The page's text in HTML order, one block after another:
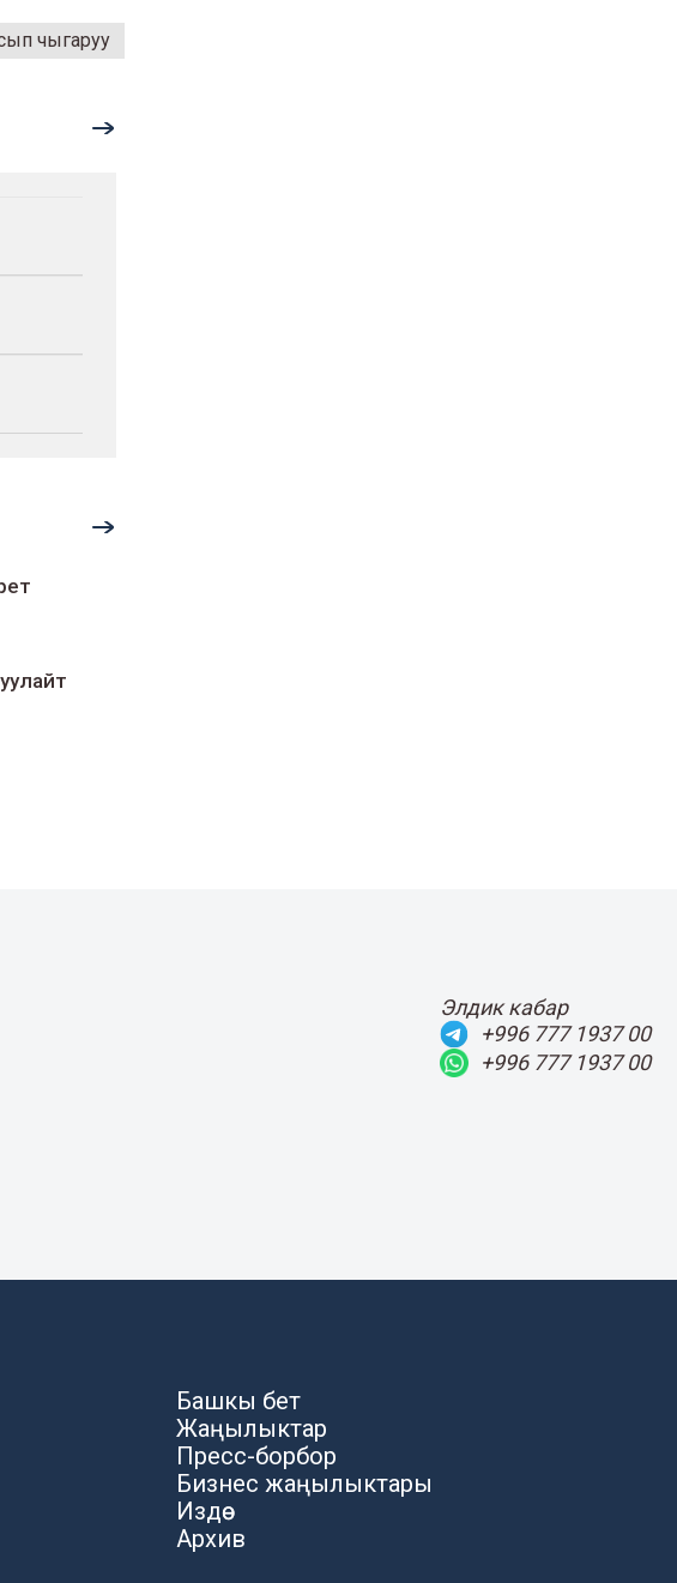
чыгаруу
Элдик кабар
+996 777 1937 00
+996 777 1937 00
Башкы бет
Жаңылыктар
Пресс-борбор
Бизнес жаңылыктары
Издөө
Архив